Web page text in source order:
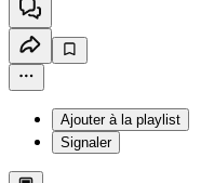
Ajouter à la playlist
Signaler